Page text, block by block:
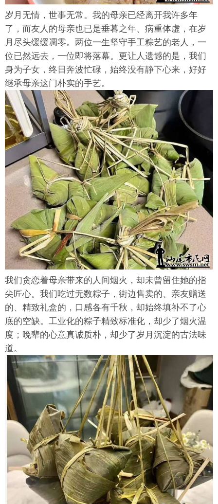
岁月无情，世事无常。我的母亲已经离开我许多年
了，而友人的母亲也已是垂暮之年、病重体虚，在岁
月尽头缓缓凋零。两位一生坚守手工粽艺的老人，一
位已然远去，一位即将落幕。更让人遗憾的是，我们
身为子女，终日奔波忙碌，始终没有静下心来，好好
继承母亲这门朴实的手艺。
我们贪恋着母亲带来的人间烟火，却未曾留住她的指
尖匠心。我们吃过无数粽子，街边售卖的、亲友赠送
的、精致礼盒的，口感各有千秋，却始终填补不了心
底的空缺。工业化的粽子精致标准化，却少了烟火温
度；晚辈的心意真诚质朴，却少了岁月沉淀的古法味
道。